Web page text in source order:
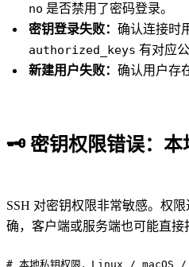
no 是否禁用了密码登录。
密钥登录失败： 确认连接时
authorized_keys 有对应公
新建用户失败： 确认用户存
🗝️ 密钥权限错误：
SSH 对密钥权限非常敏感。权
确，客户端或服务端也可能直接
# 本地私钥权限，Linux / macOS